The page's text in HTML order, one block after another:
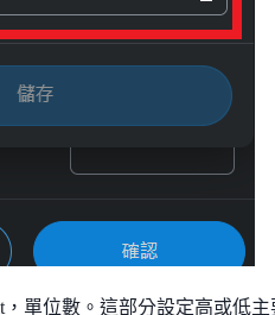
，單位數。這部分設定高或低主